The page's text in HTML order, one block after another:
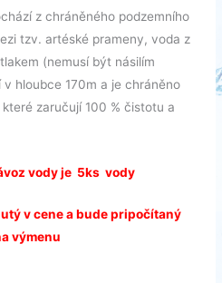
z chráněného podzemního
tzv. artéské prameny, voda z
(nemusí být násilím
hloubce 170m a je chráněno
zaručují 100 % čistotu a
vody je 5ks vody
v cene a bude pripočítaný
výmenu